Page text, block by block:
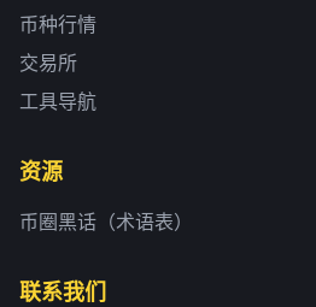
币种行情
交易所
工具导航
资源
币圈黑话（术语表）
联系我们